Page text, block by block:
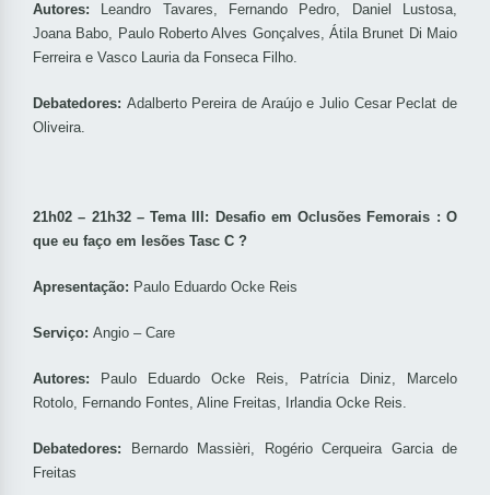
Autores:
Leandro Tavares, Fernando Pedro, Daniel Lustosa,
Joana Babo, Paulo Roberto Alves Gonçalves, Átila Brunet Di Maio
Ferreira e Vasco Lauria da Fonseca Filho.
Debatedores: Adalberto Pereira de Araújo e Julio Cesar Peclat de
Oliveira.
21h02 – 21h32 – Tema III: Desafio em Oclusões Femorais : O
que eu faço em lesões Tasc C ?
Apresentação: Paulo Eduardo Ocke Reis
Serviço: Angio – Care
Autores:
Paulo Eduardo Ocke Reis, Patrícia Diniz, Marcelo
Rotolo, Fernando Fontes, Aline Freitas, Irlandia Ocke Reis.
Debatedores:
Bernardo Massièri, Rogério Cerqueira Garcia de
Freitas